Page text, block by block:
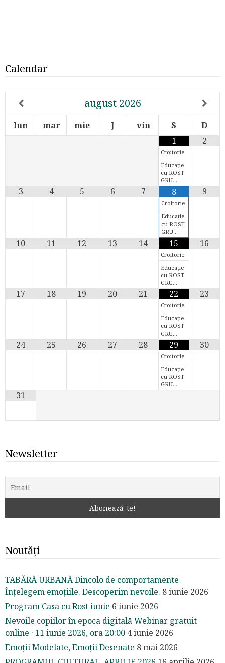
Calendar
august 2026
lun mar mie J vin S
D
1
Croitorie
Educație
cu ROST
GRU…
2
3 4 5 6 7 8
Croitorie
Educație
cu ROST
GRU…
9
10 11 12 13 14 15
Croitorie
Educație
cu ROST
GRU…
16
17 18 19 20 21 22
Croitorie
Educație
cu ROST
GRU…
23
24 25 26 27 28 29
Croitorie
Educație
cu ROST
GRU…
30
31
Newsletter
Noutăți
TABĂRĂ URBANĂ Dincolo de comportamente
Înțelegem emoțiile. Descoperim nevoile. 8 iunie 2026
Program Casa cu Rost iunie 6 iunie 2026
Nevoile copiilor în epoca digitală Webinar gratuit
online · 11 iunie 2026, ora 20:00 4 iunie 2026
Emoții Modelate, Emoții Desenate 8 mai 2026